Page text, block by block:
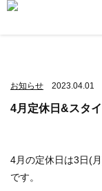
お知らせ 2023.04.01
4月定休日&スタ
4月の定休日は3日(
です。